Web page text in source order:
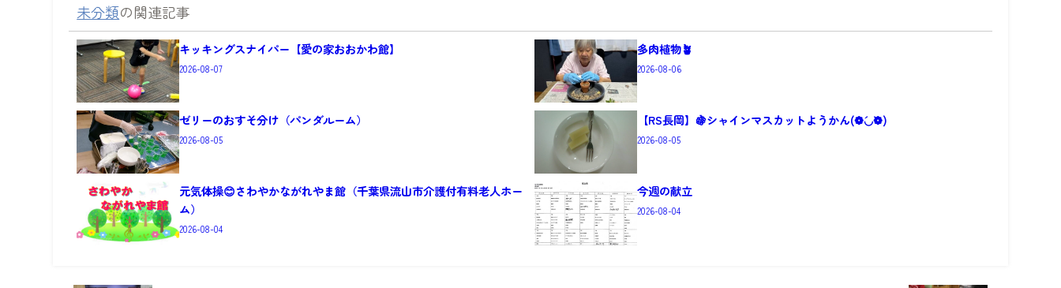
未分類の関連記事
キッキングスナイパー【愛の家おおかわ館】
2026-08-07
多肉植物🪴
2026-08-06
ゼリーのおすそ分け（パンダルーム）
2026-08-05
【RS長岡】🍇シャインマスカットようかん(❁´◡`❁)
2026-08-05
元気体操😊さわやかながれやま館（千葉県流山市介護付有料老人ホー
ム）
2026-08-04
今週の献立
2026-08-04